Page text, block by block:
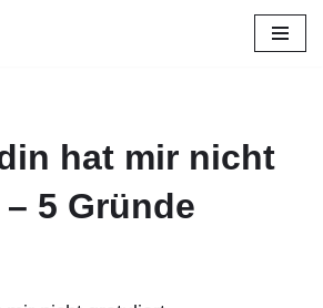
hat mir nicht
5 Gründe